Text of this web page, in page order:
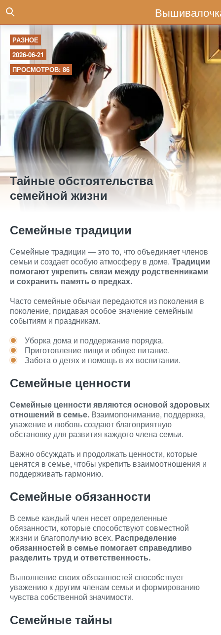
РАЗНОЕ
2026-06-21
ПРОСМОТРОВ: 86
Тайные обстоятельства
семейной жизни
Семейные традиции
Семейные традиции — это то, что объединяет членов
семьи и создает особую атмосферу в доме. Традиции
помогают укрепить связи между родственниками
и сохранить память о предках.
Часто семейные обычаи передаются из поколения в
поколение, придавая особое значение семейным
событиям и праздникам.
Уборка дома и поддержание порядка.
Приготовление пищи и общее питание.
Забота о детях и помощь в их воспитании.
Семейные ценности
Семейные ценности являются основой здоровых
отношений в семье. Взаимопонимание, поддержка,
уважение и любовь создают благоприятную
обстановку для развития каждого члена семьи.
Важно обсуждать и продолжать ценности, которые
ценятся в семье, чтобы укрепить взаимоотношения и
поддерживать гармонию.
Семейные обязанности
В семье каждый член несет определенные
обязанности, которые способствуют совместной
жизни и благополучию всех. Распределение
обязанностей в семье помогает справедливо
разделить труд и ответственность.
Выполнение своих обязанностей способствует
уважению к другим членам семьи и формированию
чувства собственной значимости.
Семейные тайны